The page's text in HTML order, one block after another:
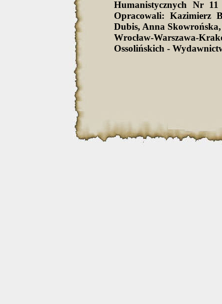
Humanistycznych Nr
Opracowali: Kazimierz
Dubis, Anna
Wrocław-Warszawa-
Ossolińskich -